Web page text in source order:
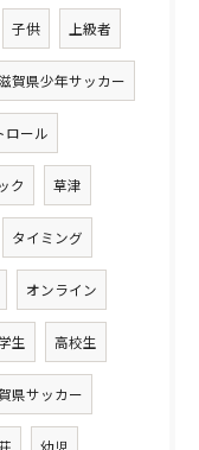
子供 上級者
賀県少年サッカー
ロール
ク 草津
タイミング
オンライン
生 高校生
県サッカー
幼児